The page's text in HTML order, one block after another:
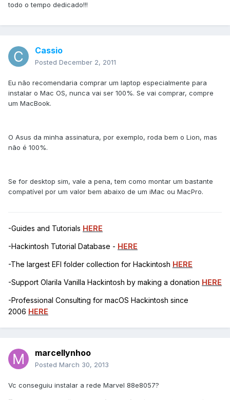
todo o tempo dedicado!!!
Cassio
Posted December 2, 2011
Eu não recomendaria comprar um laptop especialmente para
instalar o Mac OS, nunca vai ser 100%. Se vai comprar, compre
um MacBook.
O Asus da minha assinatura, por exemplo, roda bem o Lion, mas
não é 100%.
Se for desktop sim, vale a pena, tem como montar um bastante
compatível por um valor bem abaixo de um iMac ou MacPro.
-Guides and Tutorials HERE
-Hackintosh Tutorial Database - HERE
-The largest EFI folder collection for Hackintosh HERE
-Support Olarila Vanilla Hackintosh by making a donation HERE
-Professional Consulting for macOS Hackintosh since
2006 HERE
marcellynhoo
Posted March 30, 2013
Vc conseguiu instalar a rede Marvel 88e8057?